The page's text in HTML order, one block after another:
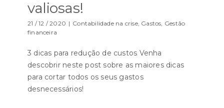
valiosas!
21 / 12 / 2020 | Contabilidade na crise, Gastos, Gestão
financeira
3 dicas para redução de custos Venha
descobrir neste post sobre as maiores dicas
para cortar todos os seus gastos
desnecessários!